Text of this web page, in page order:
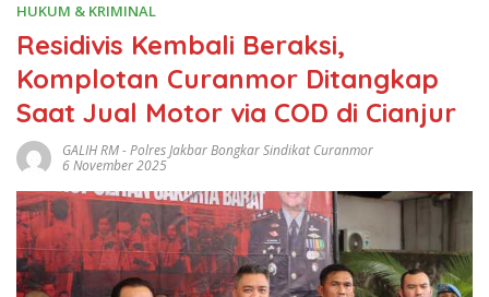
HUKUM & KRIMINAL
Residivis Kembali Beraksi,
Komplotan Curanmor Ditangkap
Saat Jual Motor via COD di Cianjur
GALIH RM-Polres Jakbar Bongkar Sindikat Curanmor
6 November 2025